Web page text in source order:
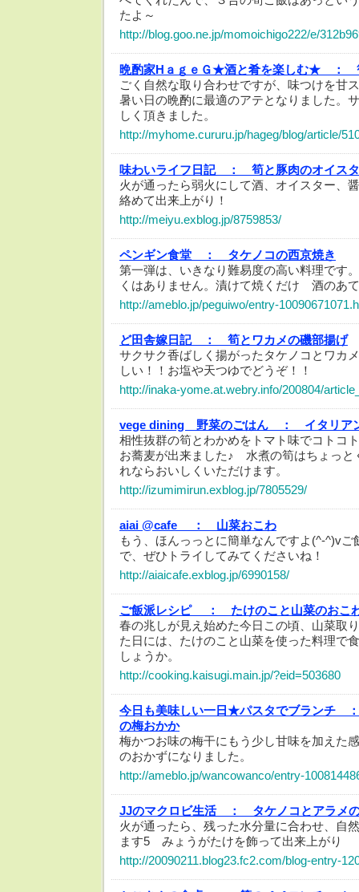
たよ～
http://blog.goo.ne.jp/momoichigo222/e/
晩酌家HａｇｅＧ★酒と肴を楽しむ★ ：
ごく自然な取り合わせですが、味つけを甘
暑い日の晩酌に最適のアテとなりました。
しく頂きました。
http://myhome.cururu.jp/hageg/blog/article/
味わいライフ日記 ：
筍と豚肉のオイス
火が通ったら弱火にして酒、オイスター、
絡めて出来上がり！
http://meiyu.exblog.jp/8759853/
ペンギン食堂 ：
タケノコの西京焼き
第一弾は、いきなり難易度の高い料理です
くはありません。漬けて焼くだけ 酒のあ
http://ameblo.jp/peguiwo/entry-
ど田舎嫁日記 ：
筍とワカメの磯部揚げ
サクサク香ばしく揚がったタケノコとワカ
しい！！お塩や天つゆでどうぞ！！
http://inaka-yome.at.webry.info/200804/
vege dining 野菜のごはん ：
イタリア
相性抜群の筍とわかめをトマト味でコトコ
お蕎麦が出来ました♪ 水煮の筍はちょっと
れならおいしくいただけます。
http://izumimirun.exblog.jp/7805529/
aiai @cafe ：
山菜おこわ
もう、ほんっっとに簡単なんですよ(^-^)v
で、ぜひトライしてみてくださいね！
http://aiaicafe.exblog.jp/6990158/
ご飯派レシピ ：
たけのこと山菜のおこ
春の兆しが見え始めた今日この頃、山菜取
た日には、たけのこと山菜を使った料理で
しょうか。
http://cooking.kaisugi.main.jp/?eid=503680
今日も美味しい一日★パスタでブランチ ：
の梅おかか
梅かつお味の梅干にもう少し甘味を加えた
のおかずになりました。
http://ameblo.jp/wancowanco/entry-
JJのマクロビ生活 ：
タケノコとアラメ
火が通ったら、残った水分量に合わせ、自
ます5 みょうがたけを飾って出来上がり
http://20090211.blog23.fc2.com/blog-entry-